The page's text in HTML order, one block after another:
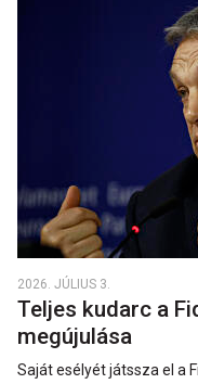
2026. JÚLIUS 3.
Teljes kudarc a
megújulása
Saját esélyét játssza el a